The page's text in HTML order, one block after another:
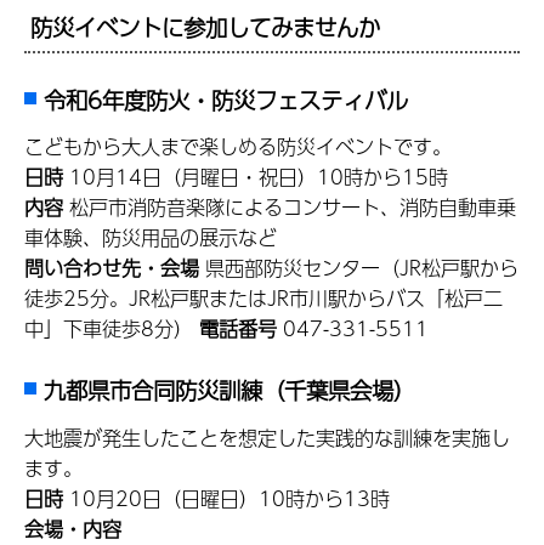
防災イベントに参加してみませんか
令和6年度防火・防災フェスティバル
こどもから大人まで楽しめる防災イベントです。
日時 10月14日（月曜日・祝日）10時から15時
内容松戸市消防音楽隊によるコンサート、消防自動車乗
車体験、防災用品の展示など
問い合わせ先・会場 県西部防災センター（JR松戸駅から
徒歩25分。JR松戸駅またはJR市川駅からバス「松戸二
中」下車徒歩8分） 電話番号 047-331-5511
九都県市合同防災訓練（千葉県会場）
大地震が発生したことを想定した実践的な訓練を実施し
ます。
日時 10月20日（日曜日）10時から13時
会場・内容